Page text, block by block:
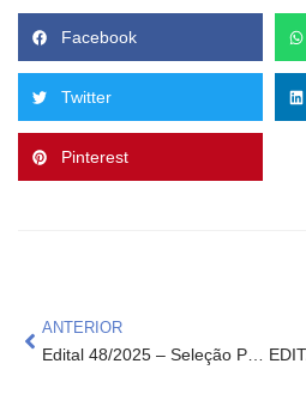
Facebook
Twitter
Pinterest
ANTERIOR
Edital 48/2025 – Seleção Pública de Fornecedores